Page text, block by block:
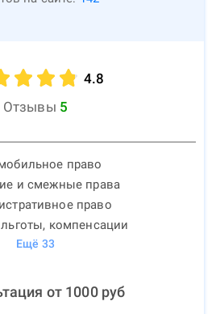
4.8
Отзывы 5
право
и смежные права
право
льготы, компенсации
Ещё 33
от 1000руб